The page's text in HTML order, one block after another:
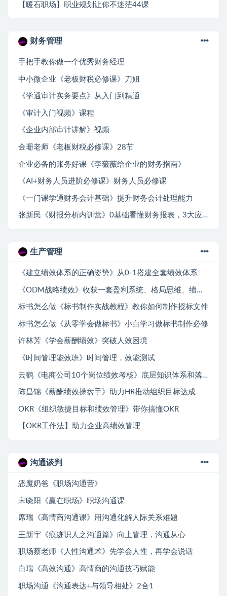
【暖石职场】职业规划让你不迷茫44课
财务管理
手把手教你做一个优秀财务经理
中小微企业《老板财税必修课》刀姐
《学通审计实务要点》从入门到精通
《审计入门视频》课程
《企业内部审计讲解》视频
金珊老师《老板财税必修课》28节
企业必备的账务好课《李薇薇给企业的财务指南》
《AI+财务人员进阶必修课》财务人员必修课
《一门课学通财务会计基础》提升财务会计处理能力
张新民《财报分析内训营》0基础看懂财务报表，3大应用实战模块，让投资更赚钱
生产管理
《建立绩效体系的正确姿势》从0-1搭建全套绩效体系
《ODM战略绩效》收获一套盈利系统、格局思维、绩效能力
标书怎么做《标书制作实战教程》教你如何制作授标文件
标书怎么做《从零学会做标书》小白学习做标书制作必修
许林芳《学会薪酬绩效》突破人效困境
《时间管理能效班》时间管理，效能测试
云鹤《电商公司10个岗位绩效考核》底层知识体系和落地方案
陈昌锦《薪酬绩效操盘手》助力HR推动组织目标达成
OKR《组织敏捷目标和绩效管理》带你搞懂OKR
【OKR工作法】助力企业高绩效管理
沟通谈判
恶魔奶爸《职场沟通营》
宋晓阳《赢在职场》职场沟通课
席瑞《高情商沟通课》用沟通化解人际关系难题
王新宇《痕迹识人之沟通篇》向上管理，沟通从心
职场蔡老师《人性沟通术》先学会人性，再学会说话
白瑞《高效沟通》高情商的沟通技巧赋能
职场沟通《沟通表达+与领导相处》2合1